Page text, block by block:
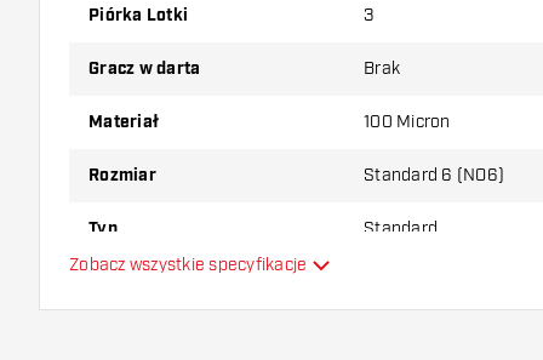
który wariant najbardziej Ci odpowiada!
Piórka Lotki 3
Gracz w darta Brak
Materiał 100 Micron
Rozmiar Standard 6 (NO6)
Typ Standard
Zobacz wszystkie specyfikacje